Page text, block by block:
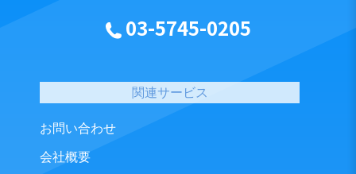
03-5745-0205
関連サービス
お問い合わせ
会社概要